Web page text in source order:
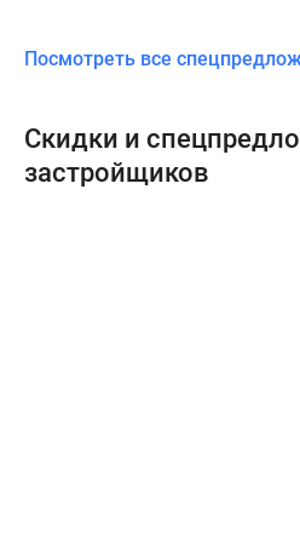
Посмотреть все
Скидки и
застройщиков